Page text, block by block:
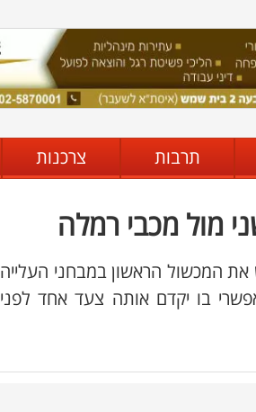
תרבות צרכנות
מול מכבי רמלה
עירוני בית שמש את המכשול הראשון במבחני העלייה
בו יקדם אותה צעד אחד לפני